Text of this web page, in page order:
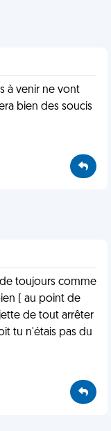
à venir ne vont
bien des soucis
toujours comme
( au point de
de tout arrêter
tu n'étais pas du